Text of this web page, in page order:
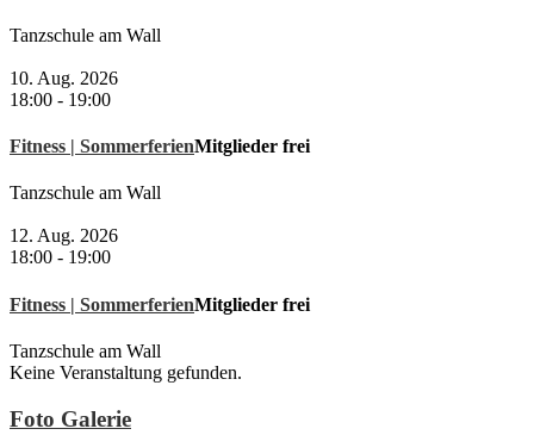
Tanzschule am Wall
10. Aug. 2026
18:00 - 19:00
Fitness | SommerferienMitglieder frei
Tanzschule am Wall
12. Aug. 2026
18:00 - 19:00
Fitness | SommerferienMitglieder frei
Tanzschule am Wall
Keine Veranstaltung gefunden.
Foto Galerie